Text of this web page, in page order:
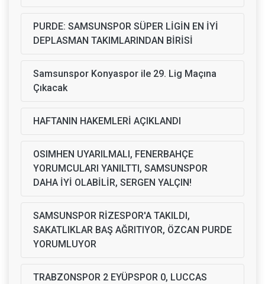
PURDE: SAMSUNSPOR SÜPER LİGİN EN İYİ
DEPLASMAN TAKIMLARINDAN BİRİSİ
Samsunspor Konyaspor ile 29. Lig Maçına
Çıkacak
HAFTANIN HAKEMLERİ AÇIKLANDI
OSIMHEN UYARILMALI, FENERBAHÇE
YORUMCULARI YANILTTI, SAMSUNSPOR
DAHA İYİ OLABİLİR, SERGEN YALÇIN!
SAMSUNSPOR RİZESPOR'A TAKILDI,
SAKATLIKLAR BAŞ AĞRITIYOR, ÖZCAN PURDE
YORUMLUYOR
TRABZONSPOR 2 EYÜPSPOR 0, LUCCAS